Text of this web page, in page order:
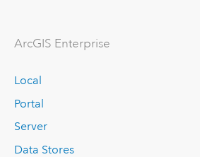
ArcGIS Enterprise
Local
Portal
Server
Data Stores